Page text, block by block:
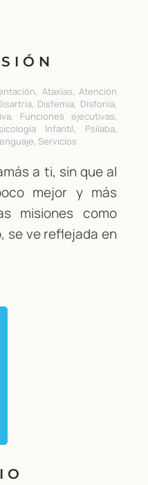
Ataxias, Atención
Disfemia, Disfonía,
Funciones ejecutivas,
Infantil, Psilaba,
Servicios
a ti, sin que al
mejor y más
misiones como
se ve reflejada en